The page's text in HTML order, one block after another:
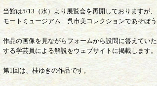
当館は5/13（水）より展覧会を再開しておりますが
モートミュージアム 呉市美コレクションであそぼう
作品の画像を見ながらフォームから設問に答えてい
する学芸員による解説をウェブサイトに掲載します。
第1回は、桂ゆきの作品です。